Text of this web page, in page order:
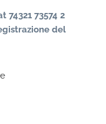
74321 73574 2
del